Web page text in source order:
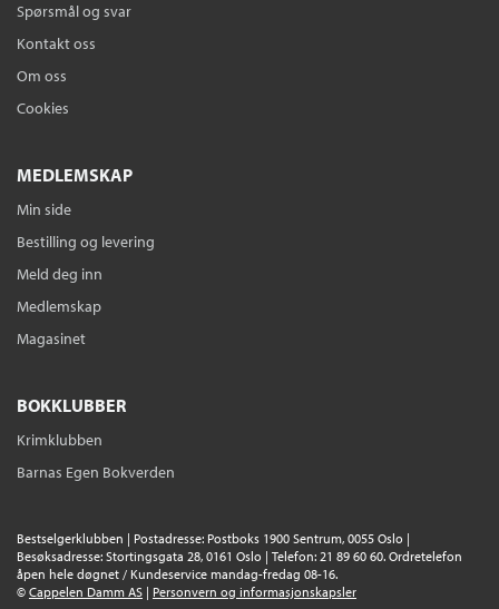
Spørsmål og svar
Kontakt oss
Om oss
Cookies
MEDLEMSKAP
Min side
Bestilling og levering
Meld deg inn
Medlemskap
Magasinet
BOKKLUBBER
Krimklubben
Barnas Egen Bokverden
Bestselgerklubben | Postadresse: Postboks 1900 Sentrum, 0055 Oslo |
Besøksadresse: Stortingsgata 28, 0161 Oslo | Telefon: 21 89 60 60. Ordretelefon
åpen hele døgnet / Kundeservice mandag-fredag 08-16.
© Cappelen Damm AS | Personvern og informasjonskapsler